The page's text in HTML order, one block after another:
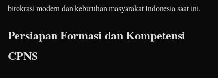
birokrasi modern dan kebutuhan masyarakat Indonesia saat ini.
Persiapan Formasi dan Kompetensi
CPNS